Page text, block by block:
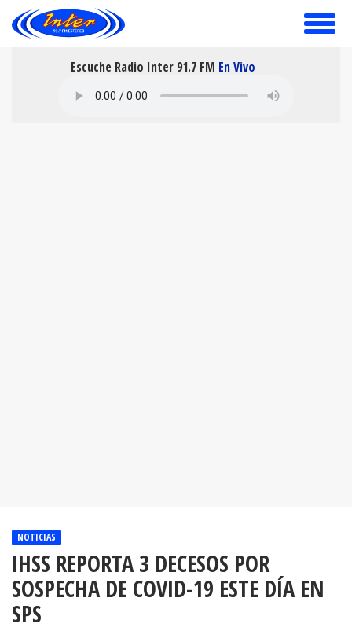
toggle
Escuche Radio Inter 91.7 FM En Vivo
NOTICIAS
IHSS REPORTA 3 DECESOS POR
SOSPECHA DE COVID-19 ESTE DÍA EN
SPS